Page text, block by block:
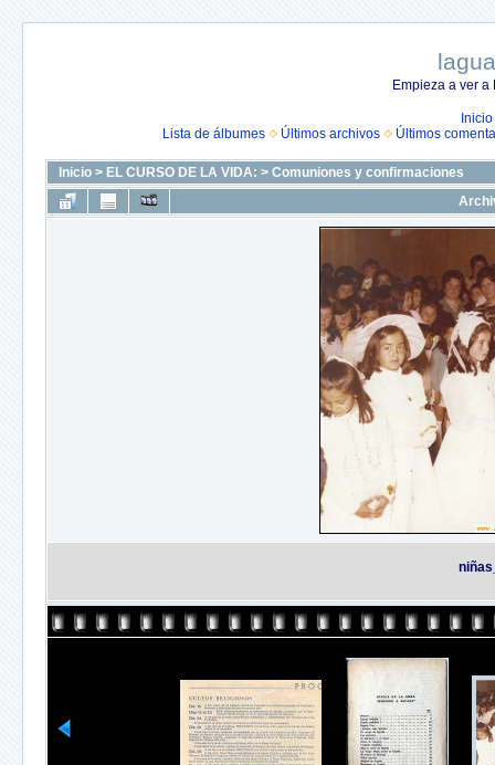
Empieza a ver
Inicio
Lista de álbumes
Últimos archivos Últimos
Inicio > EL CURSO DE LA VIDA: > Comuniones y confirmaciones